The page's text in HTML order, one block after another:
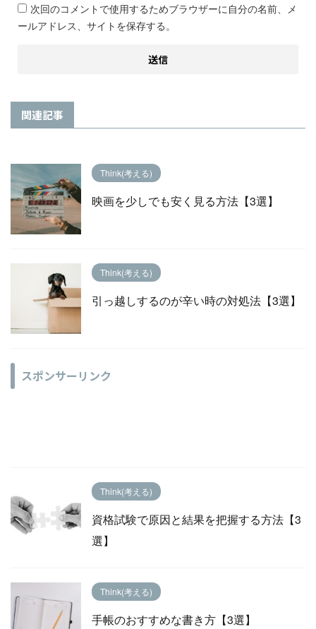
次回のコメントで使用するためブラウザーに自分の名前、メ
ールアドレス、サイトを保存する。
関連記事
Think(考える)
映画を少しでも安く見る方法【3選】
Think(考える)
引っ越しするのが辛い時の対処法【3選】
スポンサーリンク
Think(考える)
資格試験で原因と結果を把握する方法【3
選】
Think(考える)
手帳のおすすめな書き方【3選】